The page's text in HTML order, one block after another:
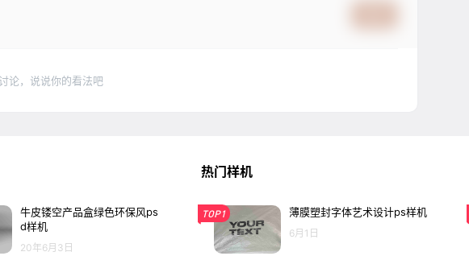
论，说说你的看法吧
牛皮镂空产品盒绿色环保风ps
d样机
20年6月3日
热门样机
TOP1 薄膜塑封字体艺术设计ps样机
6月1日